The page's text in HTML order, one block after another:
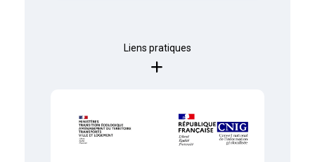
Liens pratiques